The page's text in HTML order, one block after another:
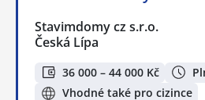
Stavimdomy cz s.r.o.
Česká Lípa
36 000 – 44 000 Kč
Vhodné také pro cizince